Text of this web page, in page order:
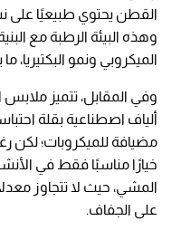
وهذه البيئة الرطبة مع
الميكروبي ونمو
وفي المقابل، تتميز ملابس
ألياف اصطناعية بقلة
مضيافة للميكروبات؛ لكن
خيارًا مناسبًا فقط في
المشي، حيث لا تتجاوز
على الجفاف.